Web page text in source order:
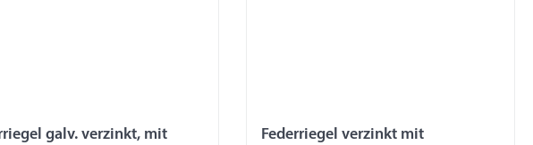
galv. verzinkt, mit
Federriegel verzinkt mit